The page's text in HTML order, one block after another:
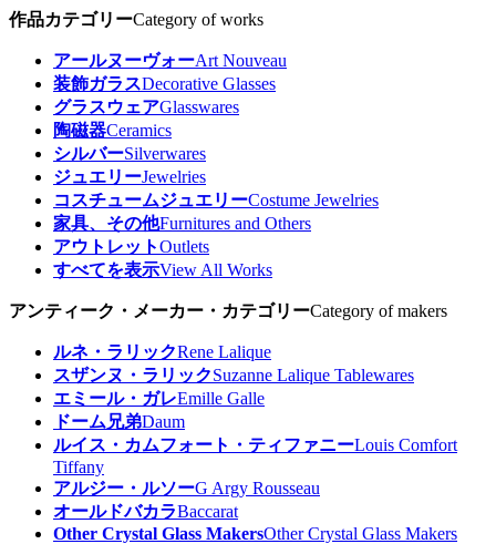
作品カテゴリーCategory of works
アールヌーヴォーArt Nouveau
装飾ガラスDecorative Glasses
グラスウェアGlasswares
陶磁器Ceramics
シルバーSilverwares
ジュエリーJewelries
コスチュームジュエリーCostume Jewelries
家具、その他Furnitures and Others
アウトレットOutlets
すべてを表示View All Works
アンティーク・メーカー・カテゴリーCategory of makers
ルネ・ラリックRene Lalique
スザンヌ・ラリックSuzanne Lalique Tablewares
エミール・ガレEmille Galle
ドーム兄弟Daum
ルイス・カムフォート・ティファニーLouis Comfort
Tiffany
アルジー・ルソーG Argy Rousseau
オールドバカラBaccarat
Other Crystal Glass MakersOther Crystal Glass Makers